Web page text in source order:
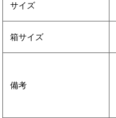
サイズ
箱サイズ
備考